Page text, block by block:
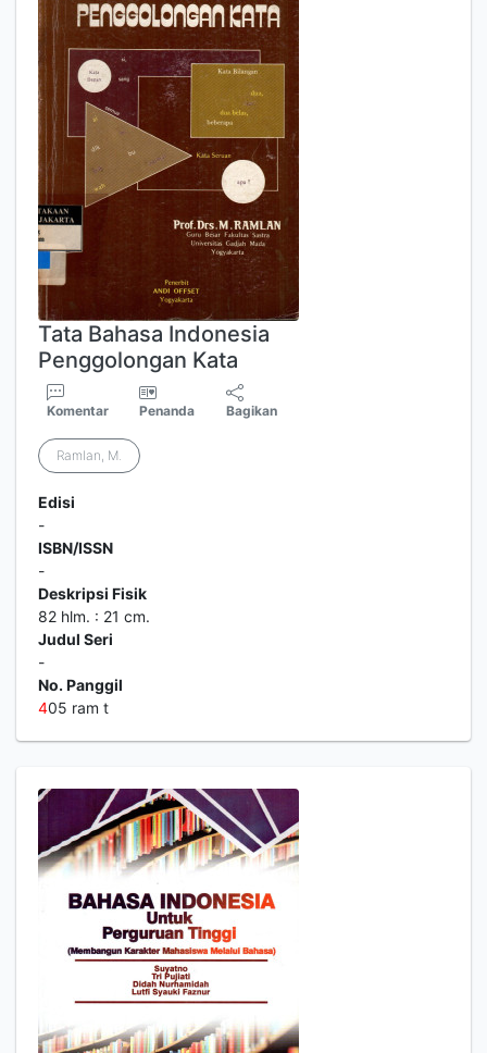
Tata Bahasa Indonesia
Penggolongan Kata
Komentar Penanda Bagikan
Ramlan, M.
Edisi
-
ISBN/ISSN
-
Deskripsi Fisik
82 hlm. : 21 cm.
Judul Seri
-
No. Panggil
405 ram t